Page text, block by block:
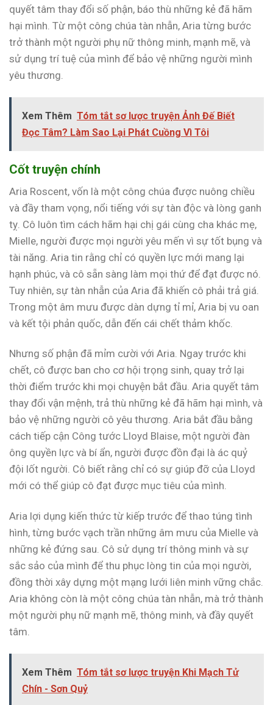
quyết tâm thay đổi số phận, báo thù những kẻ đã hãm
hại mình. Từ một công chúa tàn nhẫn, Aria từng bước
trở thành một người phụ nữ thông minh, mạnh mẽ, và
sử dụng trí tuệ của mình để bảo vệ những người mình
yêu thương.
Xem Thêm Tóm tắt sơ lược truyện Ảnh Đế Biết
Đọc Tâm? Làm Sao Lại Phát Cuồng Vì Tôi
Cốt truyện chính
Aria Roscent, vốn là một công chúa được nuông chiều
và đầy tham vọng, nổi tiếng với sự tàn độc và lòng ganh
tỵ. Cô luôn tìm cách hãm hại chị gái cùng cha khác mẹ,
Mielle, người được mọi người yêu mến vì sự tốt bụng và
tài năng. Aria tin rằng chỉ có quyền lực mới mang lại
hạnh phúc, và cô sẵn sàng làm mọi thứ để đạt được nó.
Tuy nhiên, sự tàn nhẫn của Aria đã khiến cô phải trả giá.
Trong một âm mưu được dàn dựng tỉ mỉ, Aria bị vu oan
và kết tội phản quốc, dẫn đến cái chết thảm khốc.
Nhưng số phận đã mỉm cười với Aria. Ngay trước khi
chết, cô được ban cho cơ hội trọng sinh, quay trở lại
thời điểm trước khi mọi chuyện bắt đầu. Aria quyết tâm
thay đổi vận mệnh, trả thù những kẻ đã hãm hại mình, và
bảo vệ những người cô yêu thương. Aria bắt đầu bằng
cách tiếp cận Công tước Lloyd Blaise, một người đàn
ông quyền lực và bí ẩn, người được đồn đại là ác quỷ
đội lốt người. Cô biết rằng chỉ có sự giúp đỡ của Lloyd
mới có thể giúp cô đạt được mục tiêu của mình.
Aria lợi dụng kiến thức từ kiếp trước để thao túng tình
hình, từng bước vạch trần những âm mưu của Mielle và
những kẻ đứng sau. Cô sử dụng trí thông minh và sự
sắc sảo của mình để thu phục lòng tin của mọi người,
đồng thời xây dựng một mạng lưới liên minh vững chắc.
Aria không còn là một công chúa tàn nhẫn, mà trở thành
một người phụ nữ mạnh mẽ, thông minh, và đầy quyết
tâm.
Xem Thêm Tóm tắt sơ lược truyện Khi Mạch Tử
Chín - Sơn Quỷ